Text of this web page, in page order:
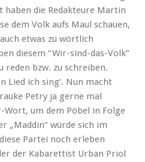
haben die Redakteure Martin
dem Volk aufs Maul schauen,
etwas zu wörtlich
diesem “Wir-sind-das-Volk”
reden bzw. zu schreiben.
Lied ich sing‘. Nun macht
Petry ja gerne mal
Wort, um dem Pöbel in Folge
„Maddin“ würde sich im
Partei noch erleben
der Kabarettist Urban Priol